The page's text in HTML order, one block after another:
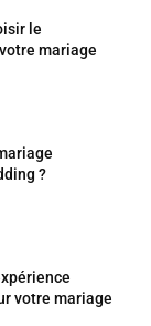
le
mariage
?
votre mariage